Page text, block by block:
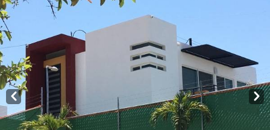
Prev Next